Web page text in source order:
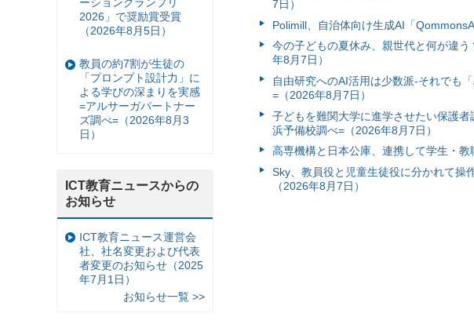
7日）
Polimill、自治体向け生成AI「
今の子どもの夏休み、親世代と何が違
年8月7日）
自由研究へのAI活用は少数派-それでも
=（2026年8月7日）
子どもを難関大学に進学させたい保護
浜予備校調べ=（2026年8月7日）
高専機構と日本公庫、連携して学生・
Sky、教員役と児童生徒役に分かれて操
（2026年8月7日）
2026」で奨励賞受賞
（2026年8月5日）
教員の約7割が生徒の
「プロンプト設計力」に
よる学びの深まりを実感
=アルサーガパートナー
ズ調べ=（2026年8月3
日）
ICT教育ニュースからの
お知らせ
ICT教育ニュース運営会
社、社名変更および代表
者変更のお知らせ（2025
年7月1日）
お知らせ一覧 >>